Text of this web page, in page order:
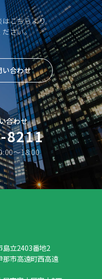
はこちらより
ださい。
い合わせ
合わせ
8211
〜18:00
島立2403番地2
那市高遠町西高遠